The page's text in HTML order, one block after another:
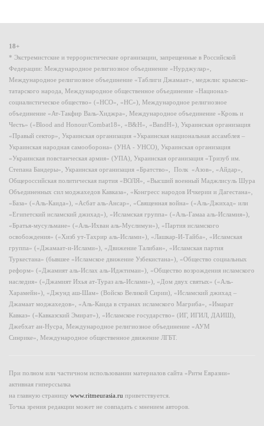
18+
* Экстремистские и террористические организации, запрещенные в Российской
Федерации: Международное религиозное объединение «Нурджулар»,
Международное религиозное объединение «Таблиги Джамаат», меджлис крымско-
татарского народа, Международное общественное объединение «Национал-
социалистическое общество» («НСО», «НС»), Международное религиозное
объединение «Ат-Такфир Валь-Хиджра», Международное объединение «Кровь и
Честь» («Blood and Honour/Combat18», «B&H», «BandH»), Украинская организация
«Правый сектор», Украинская организация «Украинская национальная ассамблея –
Украинская народная самооборона» (УНА - УНСО), Украинская организация
«Украинская повстанческая армия» (УПА), Украинская организация «Тризуб им.
Степана Бандеры», Украинская организация «Братство», Полк «Азов», «Айдар»,
Общероссийская политическая партия «ВОЛЯ», «Высший военный Маджлисуль Шура
Объединенных сил моджахедов Кавказа», «Конгресс народов Ичкерии и Дагестана»,
«База» («Аль-Каида»), «Асбат аль-Ансар», «Священная война» («Аль-Джихад» или
«Египетский исламский джихад»), «Исламская группа» («Аль-Гамаа аль-Исламия»),
«Братья-мусульмане» («Аль-Ихван аль-Муслимун»), «Партия исламского
освобождения» («Хизб ут-Тахрир аль-Ислами»), «Лашкар-И-Тайба», «Исламская
группа» («Джамаат-и-Ислами»), «Движение Талибан», «Исламская партия
Туркестана» (бывшее «Исламское движение Узбекистана»), «Общество социальных
реформ» («Джамият аль-Ислах аль-Иджтимаи»), «Общество возрождения исламского
наследия» («Джамият Ихья ат-Тураз аль-Ислами»), «Дом двух святых» («Аль-
Харамейн»), «Джунд аш-Шам» (Войско Великой Сирии), «Исламский джихад –
Джамаат моджахедов», «Аль-Каида в странах исламского Магриба», «Имарат
Кавказ» («Кавказский Эмират»), «Исламское государство» (ИГ, ИГИЛ, ДАИШ),
Джебхат ан-Нусра, Международное религиозное объединение «АУМ
Синрике», Международное общественное движение ЛГБТ.
При полном или частичном использовании материалов сайта «Ритм Евразии»
активная гиперссылка
на главную страницу www.ritmeurasia.ru приветствуется.
Точка зрения редакции может не совпадать с мнением авторов.